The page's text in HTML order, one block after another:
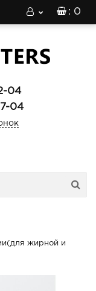
: 0
04
04
жирной и